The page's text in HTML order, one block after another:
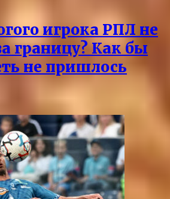
игрока РПЛ не
границу? Как бы
не пришлось